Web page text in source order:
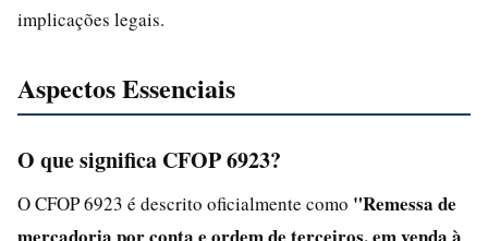
implicações legais.
Aspectos Essenciais
O que significa CFOP 6923?
O CFOP 6923 é descrito oficialmente como "Remessa de